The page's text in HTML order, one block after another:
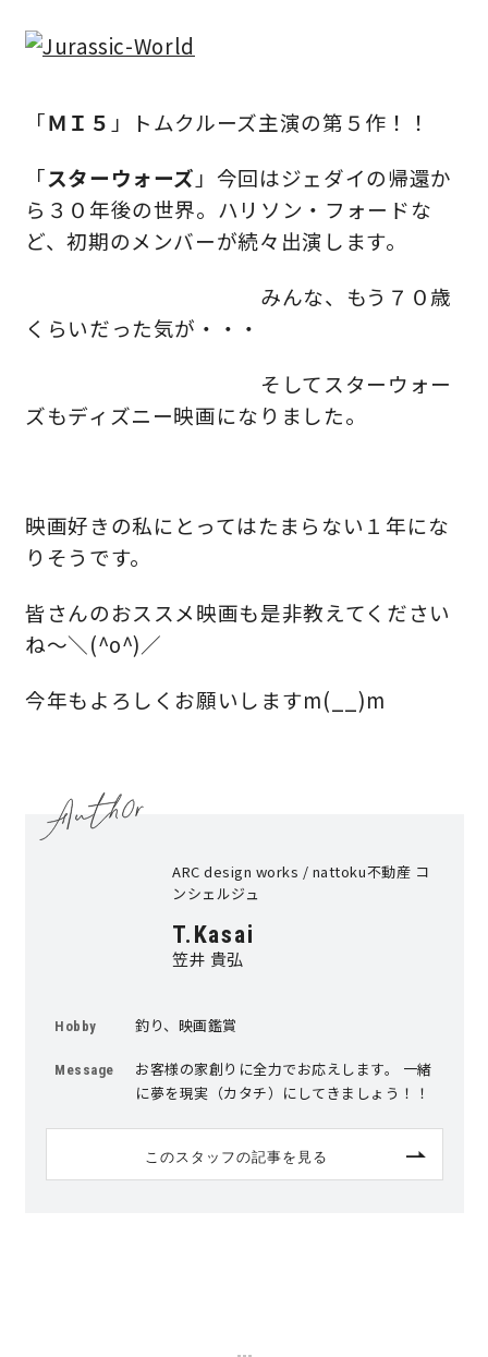
快適な室内環境へのこだわり
最響の家
nattoku住宅25周年記念モデル
Blue Style
キママプラス
納得リフォームスタジオ
サイトマップ プライバシーポリシー
「ＭＩ５ 」トムクルーズ主演の第５作！！
「スターウォーズ 」今回はジェダイの帰還か
ら３０年後の世界。ハリソン・フォードな
ど、初期のメンバーが続々出演します。
みんな、もう７０歳
くらいだった気が・・・
そしてスターウォー
ズもディズニー映画になりました。
映画好きの私にとってはたまらない１年にな
りそうです。
皆さんのおススメ映画も是非教えてください
ね～＼(^o^)／
今年もよろしくお願いしますm(__)m
ARC design works / nattoku不動産 コ
ンシェルジュ
T.Kasai
笠井 貴弘
Hobby 釣り、映画鑑賞
Message
お客様の家創りに全力でお応えします。 一緒
に夢を現実（カタチ）にしてきましょう！！
このスタッフの記事を見る